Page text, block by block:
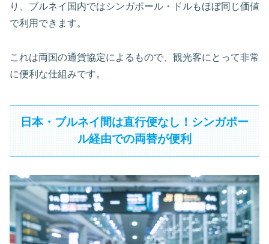
り、ブルネイ国内ではシンガポール・ドルもほぼ同じ価値
で利用できます。
これは両国の通貨協定によるもので、観光客にとって非常
に便利な仕組みです。
日本・ブルネイ間は直行便なし！シンガポー
ル経由での両替が便利